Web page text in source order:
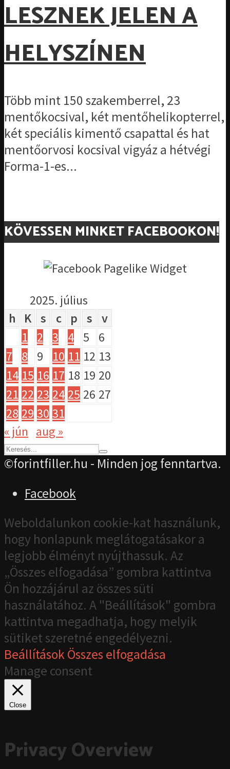
LESZNEK JELEN A
HELYSZÍNEN
Több mint 150 szakemberrel, 23
mentőkocsival, két mentőhelikopterrel,
két speciális kimentő csapattal és hat
mentőorvosi kocsival vigyáz a hétvégi
Forma-1-es...
KÖVESSEN MINKET FACEBOOKON!
2025. július
h
K s c p s
v
1
2 3 4 5
6
7
8 9 10 11 12 13
14 15 16 17 18 19 20
21 22 23 24 25 26 27
28 29 30 31
« jún aug »
©forintfiller.hu - Minden jog fenntartva.
Facebook
Weboldalunkon cookie-kat használunk,
hogy honlapunk meglátogatásakor a
legjobb élményt nyújthassuk. Az
„Összes elfogadása” gombra kattintva
Ön hozzájárul az összes süti
használatához. A "Beállítások" gombra
kattintva megadhatja, hogy melyik
sütiket szeretné engedélyezni.
BeállításokÖsszes elfogadása
Manage consent
Close
Privacy Overview